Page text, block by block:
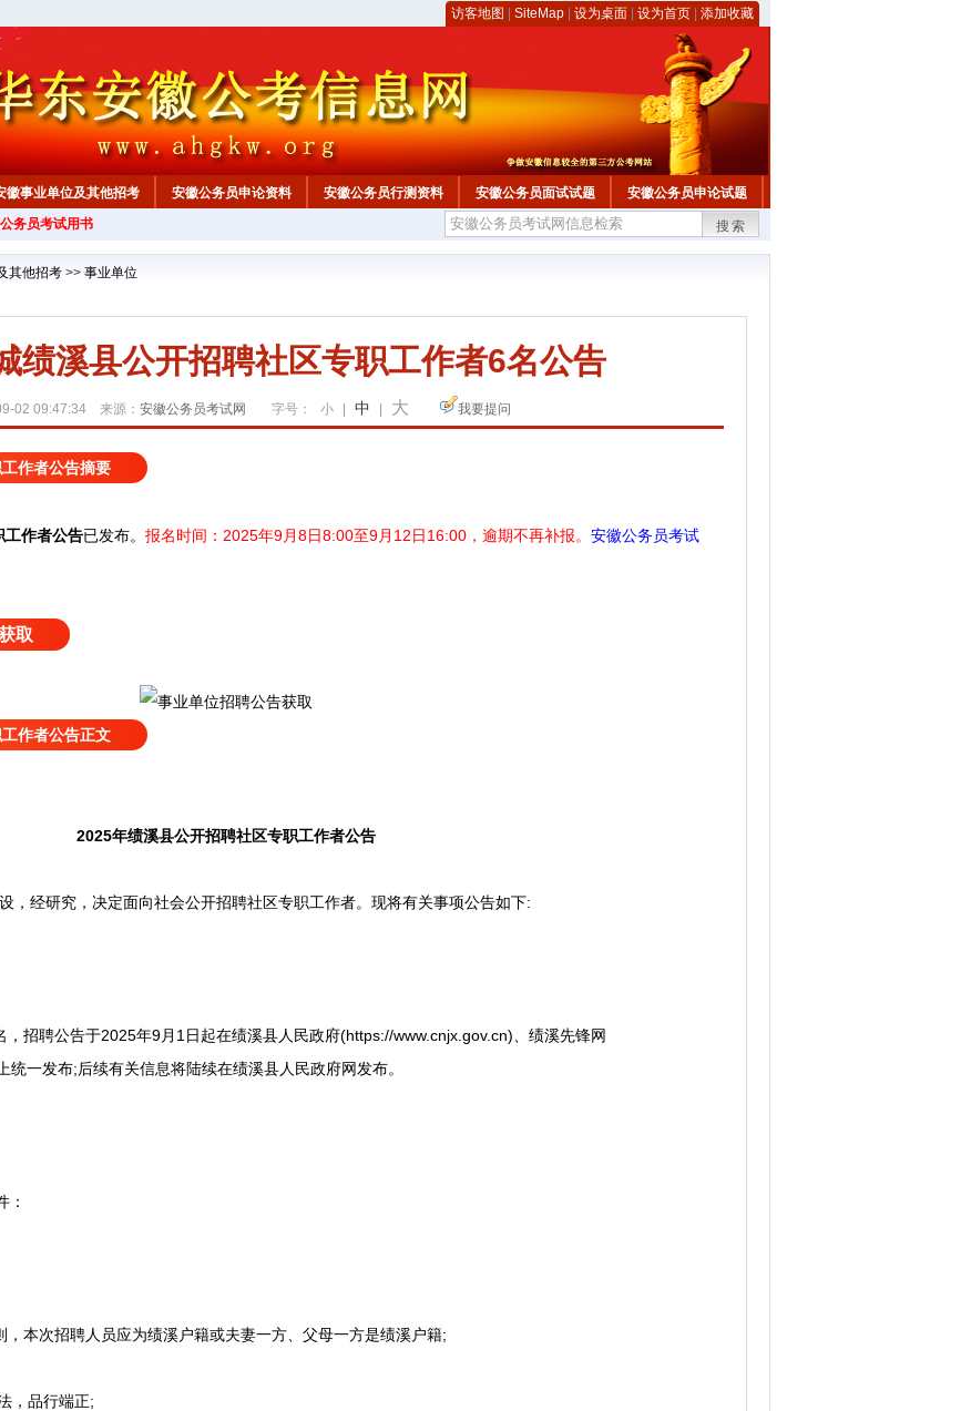
访客地图 SiteMap 设为桌面 设为首页 添加收藏
徽事业单位及其他招考 安徽公务员申论资料 安徽公务员行测资料 安徽公务员面试试题 安徽公务员申论试题
务员考试用书 搜索
其他招考 >> 事业单位
绩溪县公开招聘社区专职工作者6名公告
02 09:47:34 来源： 安徽公务员考试网 字号： 小 中 大 我要提问
作者公告摘要
工作者公告已发布。 报名时间：2025年9月8日8:00至9月12日16:00，逾期不再补报。 安徽公务员考试
取
作者公告正文
2025年绩溪县公开招聘社区专职工作者公告
经研究，决定面向社会公开招聘社区专职工作者。现将有关事项公告如下:
聘公告于2025年9月1日起在绩溪县人民政府(https://www.cnjx.gov.cn)、绩溪先锋网
一发布;后续有关信息将陆续在绩溪县人民政府网发布。
本次招聘人员应为绩溪户籍或夫妻一方、父母一方是绩溪户籍;
，品行端正;